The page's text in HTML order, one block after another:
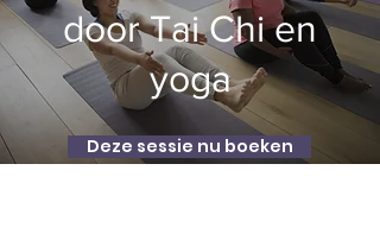
door Tai Chi en
yoga
Deze sessie nu boeken